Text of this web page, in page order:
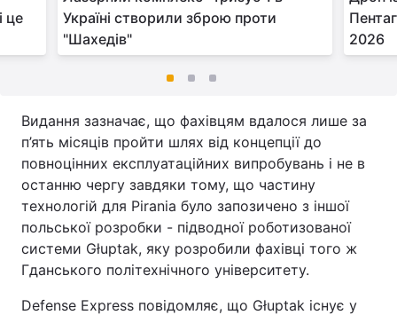
це
Україні створили зброю проти
"Шахедів"
2026
Видання зазначає, що фахівцям вдалося лише за
п’ять місяців пройти шлях від концепції до
повноцінних експлуатаційних випробувань і не в
останню чергу завдяки тому, що частину
технологій для Pirania було запозичено з іншої
польської розробки - підводної роботизованої
системи Głuptak, яку розробили фахівці того ж
Гданського політехнічного університету.
Defense Express повідомляє, що Głuptak існує у